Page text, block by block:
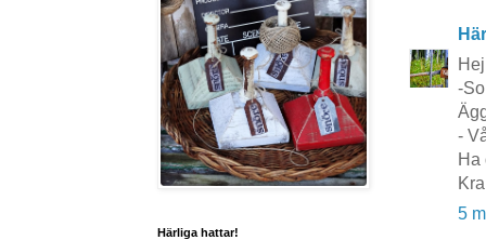
-
-
Ha
5
Härliga hattar!